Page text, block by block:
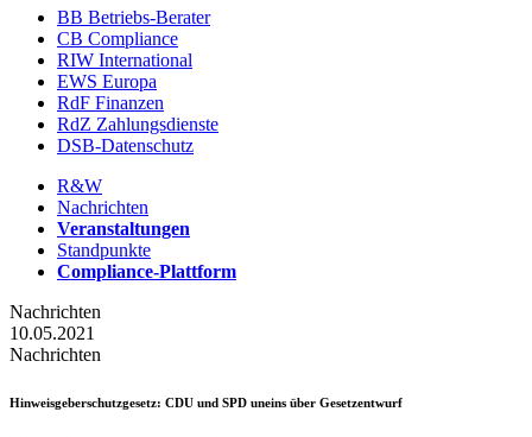
BB Betriebs-Berater
CB Compliance
RIW International
EWS Europa
RdF Finanzen
RdZ Zahlungsdienste
DSB-Datenschutz
R&W
Nachrichten
Veranstaltungen
Standpunkte
Compliance-Plattform
Nachrichten
10.05.2021
Nachrichten
Hinweisgeberschutzgesetz: CDU und SPD uneins über Gesetzentwurf